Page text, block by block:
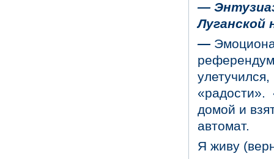
—
Луганской
—
«радости».
домой и
автомат.
Я живу